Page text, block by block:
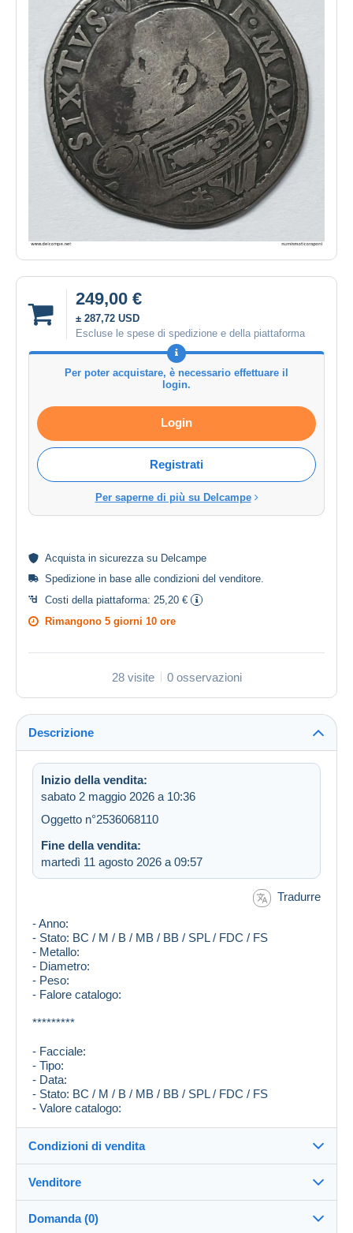
249,00 €
± 287,72 USD
Escluse le spese di spedizione e della piattaforma
Per poter acquistare, è necessario effettuare il
login.
Login
Registrati
Per saperne di più su Delcampe
Acquista in sicurezza su Delcampe
Spedizione in base alle condizioni del venditore
Costi della piattaforma: 25,20 €
Rimangono 5 giorni 10 ore
28 visite 0 osservazioni
Descrizione
Inizio della vendita:
sabato 2 maggio 2026 a 10:36
Oggetto n°2536068110
Fine della vendita:
martedì 11 agosto 2026 a 09:57
Tradurre
- Anno:
- Stato: BC / M / B / MB / BB / SPL / FDC / FS
- Metallo:
- Diametro:
- Peso:
- Falore catalogo:
*********
- Facciale:
- Tipo:
- Data:
- Stato: BC / M / B / MB / BB / SPL / FDC / FS
- Valore catalogo:
Condizioni di vendita
Destinazione:
Vedi l'elenco dei paesi
Venditore
Domanda (0)